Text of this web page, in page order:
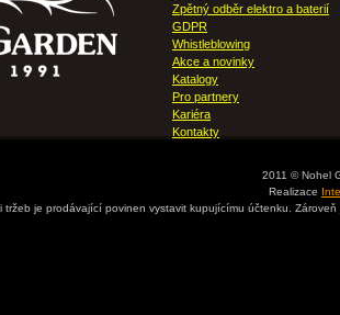
Zpětný odběr elektro a baterií
GDPR
Whistleblowing
Akce a novinky
Katalogy
Pro partnery
Kariéra
Kontakty
2011 © Nohel
Realizace
tržeb je prodávající povinen vystavit kupujícímu účtenku.